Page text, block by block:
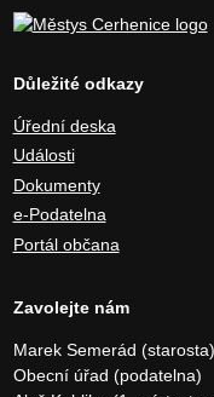
Důležité odkazy
Úřední deska
Události
Dokumenty
e-Podatelna
Portál občana
Zavolejte nám
Marek Semerád (starosta)
Obecní úřad (podatelna)